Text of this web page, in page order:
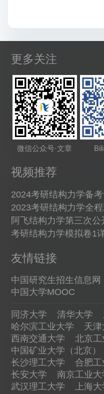
更多关注
微信公众号·文章
视频推荐
2024考研结构力学备
2023考研结构力学全
阿飞结构力学第三次公
考研结构力学模拟卷1
友情链接
中国研究生招生信息网
中国大学MOOC
同济大学 清华大学
哈尔滨工业大学
天津
西南交通大学
北京工
中国矿业大学（北京）
长沙理工大学
合肥
长安大学
南京工业大
武汉理工大学
上海